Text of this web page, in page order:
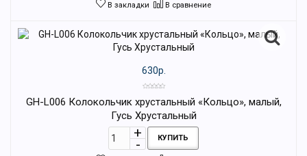
В закладки В сравнение
630р.
GH-L006 Колокольчик хрустальный «Кольцо», малый,
Гусь Хрустальный
КУПИТЬ